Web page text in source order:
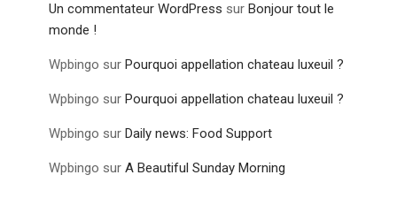
Un commentateur WordPress sur Bonjour tout le
monde !
Wpbingo sur Pourquoi appellation chateau luxeuil ?
Wpbingo sur Pourquoi appellation chateau luxeuil ?
Wpbingo sur Daily news: Food Support
Wpbingo sur A Beautiful Sunday Morning